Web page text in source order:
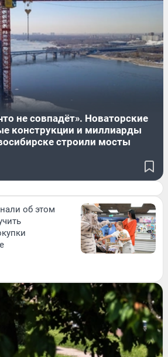
не совпадёт». Новаторские
конструкции и миллиарды
строили мосты
об этом